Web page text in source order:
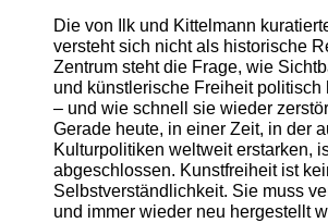
Die von Ilk und Kittelmann
versteht sich nicht als historische
Zentrum steht die Frage, wie
und künstlerische Freiheit politisch
– und wie schnell sie wieder
Gerade heute, in einer Zeit, in der
Kulturpolitiken weltweit erstarken,
abgeschlossen. Kunstfreiheit ist
Selbstverständlichkeit. Sie muss
und immer wieder neu hergestellt